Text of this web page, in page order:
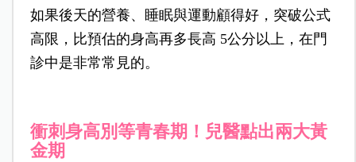
如果後天的營養、睡眠與運動顧得好，突破公式
高限，比預估的身高再多長高 5公分以上，在門
診中是非常常見的。
衝刺身高別等青春期！兒醫點出兩大黃
金期